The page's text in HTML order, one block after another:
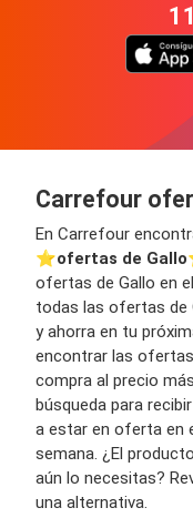
Carrefour
En Carrefour
⭐️ofertas de Gallo
ofertas de Gallo en
todas las ofertas de
y ahorra en tu
encontrar las
compra al precio
búsqueda para
a estar en oferta en
semana. ¿El
aún lo necesitas?
una alternativa.